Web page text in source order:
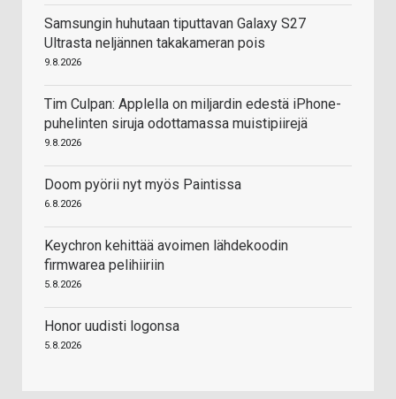
Samsungin huhutaan tiputtavan Galaxy S27
Ultrasta neljännen takakameran pois
9.8.2026
Tim Culpan: Applella on miljardin edestä iPhone-
puhelinten siruja odottamassa muistipiirejä
9.8.2026
Doom pyörii nyt myös Paintissa
6.8.2026
Keychron kehittää avoimen lähdekoodin
firmwarea pelihiiriin
5.8.2026
Honor uudisti logonsa
5.8.2026